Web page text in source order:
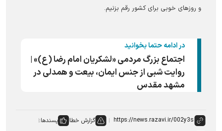
و روز‌های خوبی برای کشور رقم بزنیم.
در ادامه حتما بخوانید
اجتماع بزرگ مردمی «لشکریان امام رضا (ع)» |
روایت شبی از جنس ایمان، بیعت و همدلی در
مشهد مقدس
گزارش خطا
پسندها: